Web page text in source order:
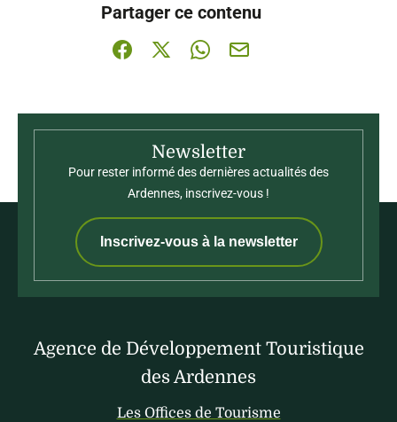
Partager ce contenu
Partager sur Facebook (nouvelle fenêtre)
Partager sur X / Twitter (nouvelle
Partager sur WhatsApp
Partager par mail
Newsletter
Pour rester informé des dernières actualités des
Ardennes, inscrivez-vous !
Inscrivez-vous à la newsletter
Agence de Développement Touristique
des Ardennes
Les Offices de Tourisme